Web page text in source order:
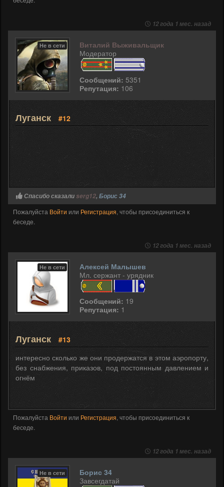
12 года 1 мес. назад
Не в сети
Виталий Выживальщик
Модератор
Сообщений: 5351
Репутация: 106
Луганск #12
Спасибо сказалиserg12, Борис 34
Пожалуйста Войти или Регистрация, чтобы присоединиться к
беседе.
12 года 1 мес. назад
Не в сети
Алексей Малышев
Мл. сержант - урядник
Сообщений: 19
Репутация: 1
Луганск
#13
интересно сколько же они продержатся в этом аэропорту,
без снабжения, приказов, под постоянным давлением и
огнём
Пожалуйста Войти или Регистрация, чтобы присоединиться к
беседе.
12 года 1 мес. назад
Не в сети
Борис 34
Завсегдатай